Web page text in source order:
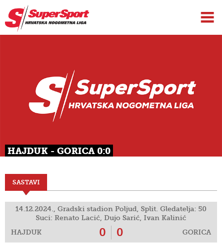
HAJDUK - GORICA 0:0
SASTAVI
14.12.2024., Gradski stadion Poljud, Split. Gledatelja: 50
Suci: Renato Lacić, Dujo Sarić, Ivan Kalinić
HAJDUK
0 GORICA
0